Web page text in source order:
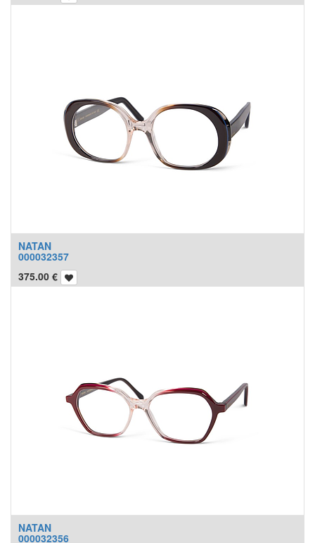
NATAN
000032357
375.00 €
NATAN
000032356